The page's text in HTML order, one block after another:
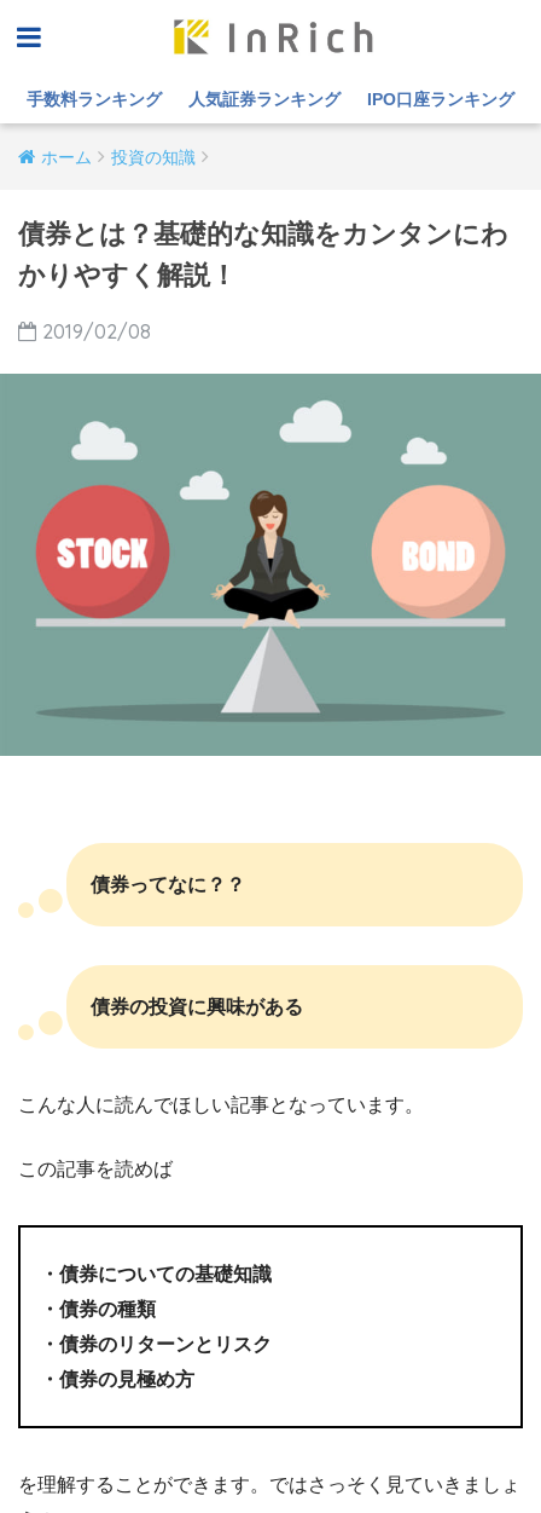
手数料ランキング 人気証券ランキング IPO口座ランキング
ホーム 投資の知識
債券とは？基礎的な知識をカンタンにわ
かりやすく解説！
2019/02/08
債券ってなに？？
債券の投資に興味がある
こんな人に読んでほしい記事となっています。
この記事を読めば
・債券についての基礎知識
・債券の種類
・債券のリターンとリスク
・債券の見極め方
を理解することができます。ではさっそく見ていきましょ